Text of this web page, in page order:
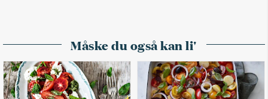
Måske du også kan li'